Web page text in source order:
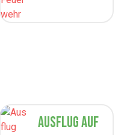
Ausflug auf